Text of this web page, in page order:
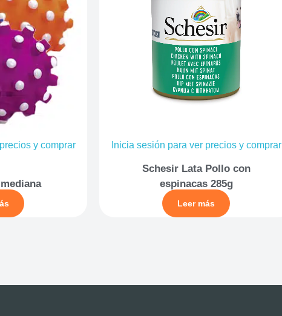
y comprar Inicia sesión para ver precios y comprar
Schesir Lata Pollo con
espinacas 285g
Leer más